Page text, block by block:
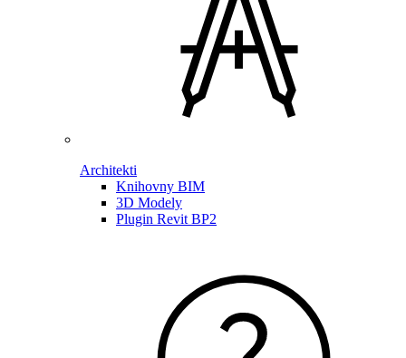
Architekti
Knihovny BIM
3D Modely
Plugin Revit BP2